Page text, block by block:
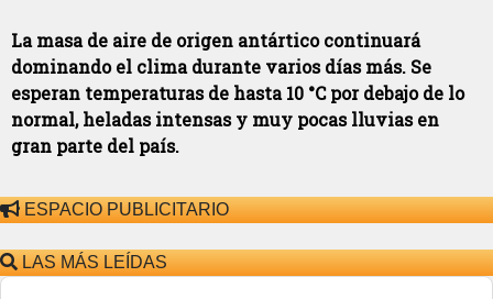
La masa de aire de origen antártico continuará
dominando el clima durante varios días más. Se
esperan temperaturas de hasta 10 °C por debajo de lo
normal, heladas intensas y muy pocas lluvias en
gran parte del país.
ESPACIO PUBLICITARIO
LAS MÁS LEÍDAS